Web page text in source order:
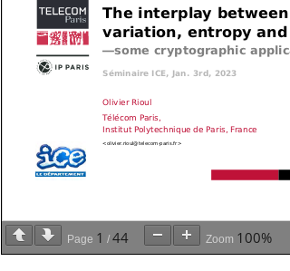
Page 1 / 44 Zoom 100%